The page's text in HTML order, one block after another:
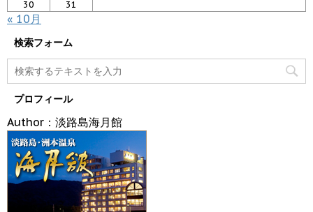
30
31
« 10月
検索フォーム
プロフィール
Author：淡路島海月館